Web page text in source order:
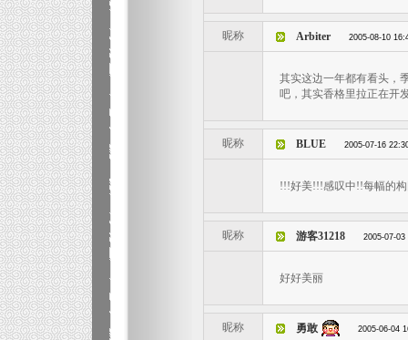
昵称 Arbiter 2005-08-10
其实这边一年都有看头，
吧，其实香格里拉正在开
昵称 BLUE 2005-07-16
!!!好美!!!感叹中!!每幅的
昵称 游客31218 2005-07-03
好好美丽
昵称 勇敢 2005-06-04